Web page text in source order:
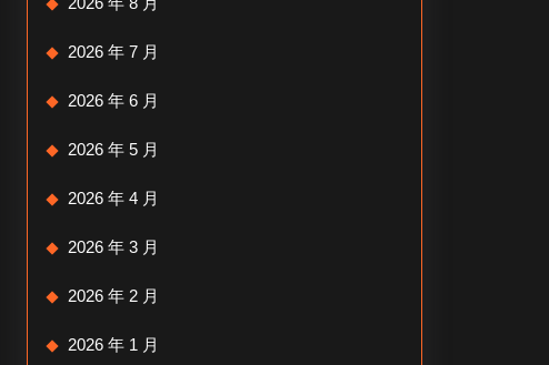
2026 年 7 月
2026 年 6 月
2026 年 5 月
2026 年 4 月
2026 年 3 月
2026 年 2 月
2026 年 1 月